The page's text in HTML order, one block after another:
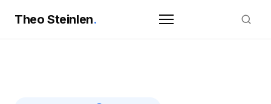
Theo Steinlen.